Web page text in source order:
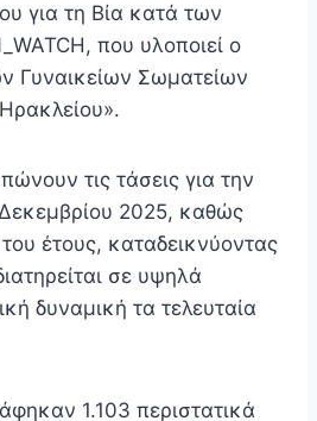
για τη Βία κατά των
που υλοποιεί ο
Γυναικείων Σωματείων
τις τάσεις για την
Δεκεμβρίου 2025, καθώς
έτους, καταδεικνύοντας
σε υψηλά
δυναμική τα τελευταία
1.103 περιστατικά